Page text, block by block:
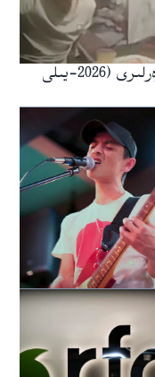
ئەركىن ئاسىيا رادىيوسى ئۇيغۇرچە خەۋەرلىرى (2026-يىلى